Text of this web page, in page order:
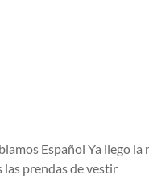
Español Ya llego
prendas de vestir